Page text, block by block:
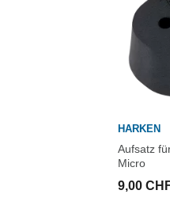
HARKEN
Aufsatz
Micro
9,00